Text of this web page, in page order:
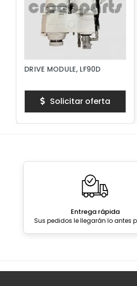
DRIVE MODULE, LF90D
Solicitar oferta
Entrega rápida
Sus pedidos le llegarán lo antes